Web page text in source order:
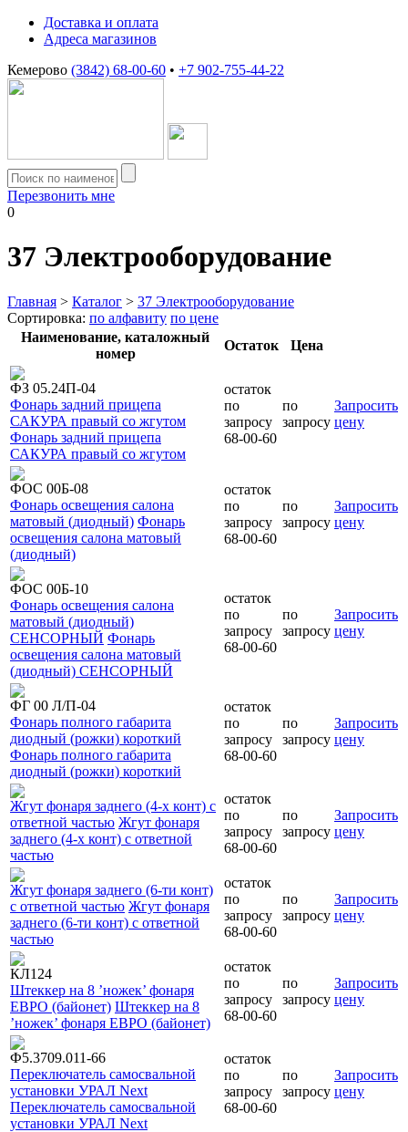
Доставка и оплата
Адреса магазинов
Кемерово (3842) 68-00-60 • +7 902-755-44-22
Перезвонить мне
0
37 Электрооборудование
Главная > Каталог > 37 Электрооборудование
Сортировка: по алфавиту по цене
Наименование, каталожный
номер
Остаток Цена
ФЗ 05.24П-04
Фонарь задний прицепа
САКУРА правый со жгутом
Фонарь задний прицепа
САКУРА правый со жгутом
остаток
по
запросу
68-00-60
по
запросу
Запросить
цену
ФОС 00Б-08
Фонарь освещения салона
матовый (диодный) Фонарь
освещения салона матовый
(диодный)
остаток
по
запросу
68-00-60
по
запросу
Запросить
цену
ФОС 00Б-10
Фонарь освещения салона
матовый (диодный)
СЕНСОРНЫЙ Фонарь
освещения салона матовый
(диодный) СЕНСОРНЫЙ
остаток
по
запросу
68-00-60
по
запросу
Запросить
цену
ФГ 00 Л/П-04
Фонарь полного габарита
диодный (рожки) короткий
Фонарь полного габарита
диодный (рожки) короткий
остаток
по
запросу
68-00-60
по
запросу
Запросить
цену
Жгут фонаря заднего (4-х конт) с
ответной частью Жгут фонаря
заднего (4-х конт) с ответной
частью
остаток
по
запросу
68-00-60
по
запросу
Запросить
цену
Жгут фонаря заднего (6-ти конт)
с ответной частью Жгут фонаря
заднего (6-ти конт) с ответной
частью
остаток
по
запросу
68-00-60
по
запросу
Запросить
цену
КЛ124
Штеккер на 8 ’ножек’ фонаря
ЕВРО (байонет) Штеккер на 8
’ножек’ фонаря ЕВРО (байонет)
остаток
по
запросу
68-00-60
по
запросу
Запросить
цену
Ф5.3709.011-66
Переключатель самосвальной
установки УРАЛ Next
Переключатель самосвальной
установки УРАЛ Next
остаток
по
запросу
68-00-60
по
запросу
Запросить
цену